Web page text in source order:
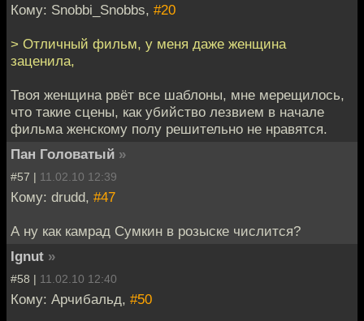
Кому: Snobbi_Snobbs, #20
> Отличный фильм, у меня даже женщина
заценила,
Твоя женщина рвёт все шаблоны, мне мерещилось,
что такие сцены, как убийство лезвием в начале
фильма женскому полу решительно не нравятся.
Пан Головатый »
#57 | 11.02.10 12:39
Кому: drudd, #47
А ну как камрад Сумкин в розыске числится?
Ignut »
#58 | 11.02.10 12:40
Кому: Арчибальд, #50